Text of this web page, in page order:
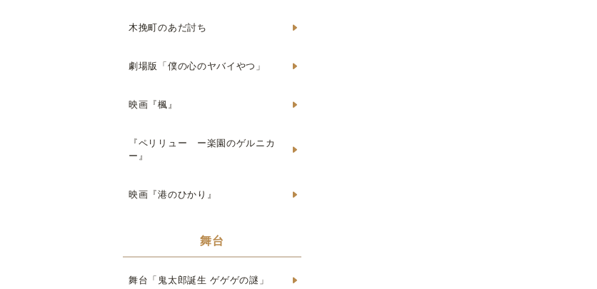
木挽町のあだ討ち
劇場版「僕の心のヤバイやつ」
映画『楓』
『ペリリュー ー楽園のゲルニカ
ー』
映画『港のひかり』
舞台
舞台「鬼太郎誕生 ゲゲゲの謎」